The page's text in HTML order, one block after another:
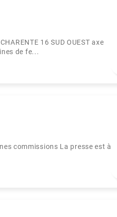
16 SUD OUEST axe
de fe...
commissions La presse est à